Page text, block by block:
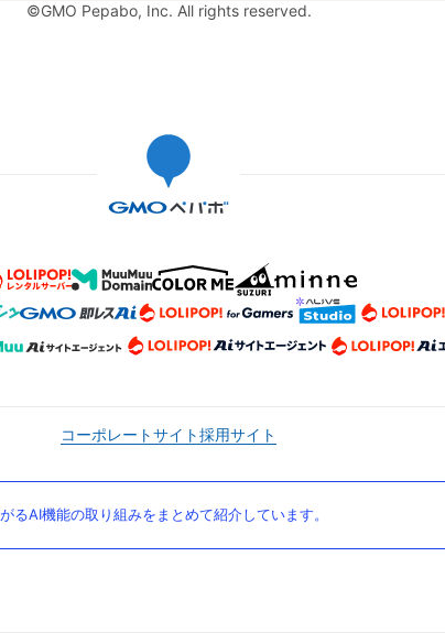
©GMO Pepabo, Inc. All rights reserved.
コーポレートサイト採用サイト
AI機能の取り組みをまとめて紹介しています。